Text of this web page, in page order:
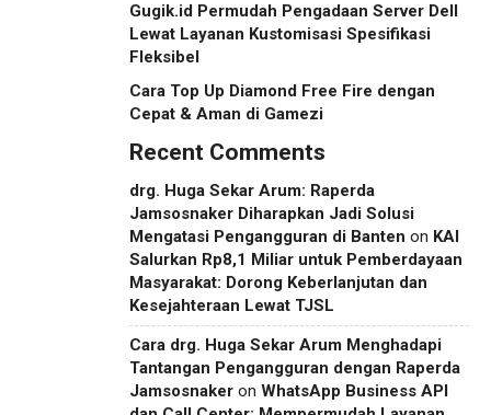
Gugik.id Permudah Pengadaan Server Dell
Lewat Layanan Kustomisasi Spesifikasi
Fleksibel
Cara Top Up Diamond Free Fire dengan
Cepat & Aman di Gamezi
Recent Comments
drg. Huga Sekar Arum: Raperda
Jamsosnaker Diharapkan Jadi Solusi
Mengatasi Pengangguran di Banten on KAI
Salurkan Rp8,1 Miliar untuk Pemberdayaan
Masyarakat: Dorong Keberlanjutan dan
Kesejahteraan Lewat TJSL
Cara drg. Huga Sekar Arum Menghadapi
Tantangan Pengangguran dengan Raperda
Jamsosnaker on WhatsApp Business API